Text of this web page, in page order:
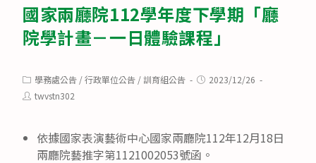
國家兩廳院112學年度下學期「廳
院學計畫－一日體驗課程」
Post
category:
學務處公告 /行政單位公告 /訓育組公告
Post2023/12/26
Posttwvstn302
依據國家表演藝術中心國家兩廳院112年12月18日
兩廳院藝推字第1121002053號函。